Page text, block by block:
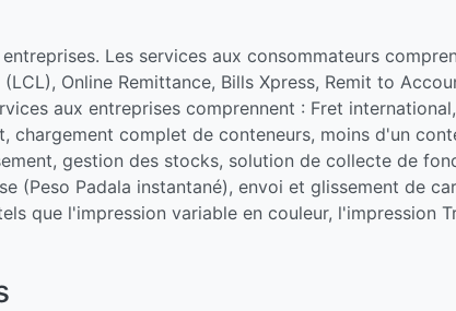
Les services aux consommateurs
Online Remittance, Bills Xpress, Remit to
aux entreprises comprennent : Fret
complet de conteneurs, moins d'un
gestion des stocks, solution de collecte de
(Peso Padala instantané), envoi et glissement de
que l'impression variable en couleur, l'impression